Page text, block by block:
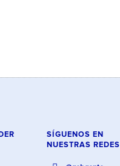
SÍGUENOS EN
NUESTRAS REDES